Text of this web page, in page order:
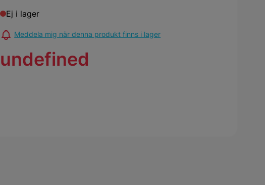
Ej i lager
Meddela mig när denna produkt finns i lager
undefined